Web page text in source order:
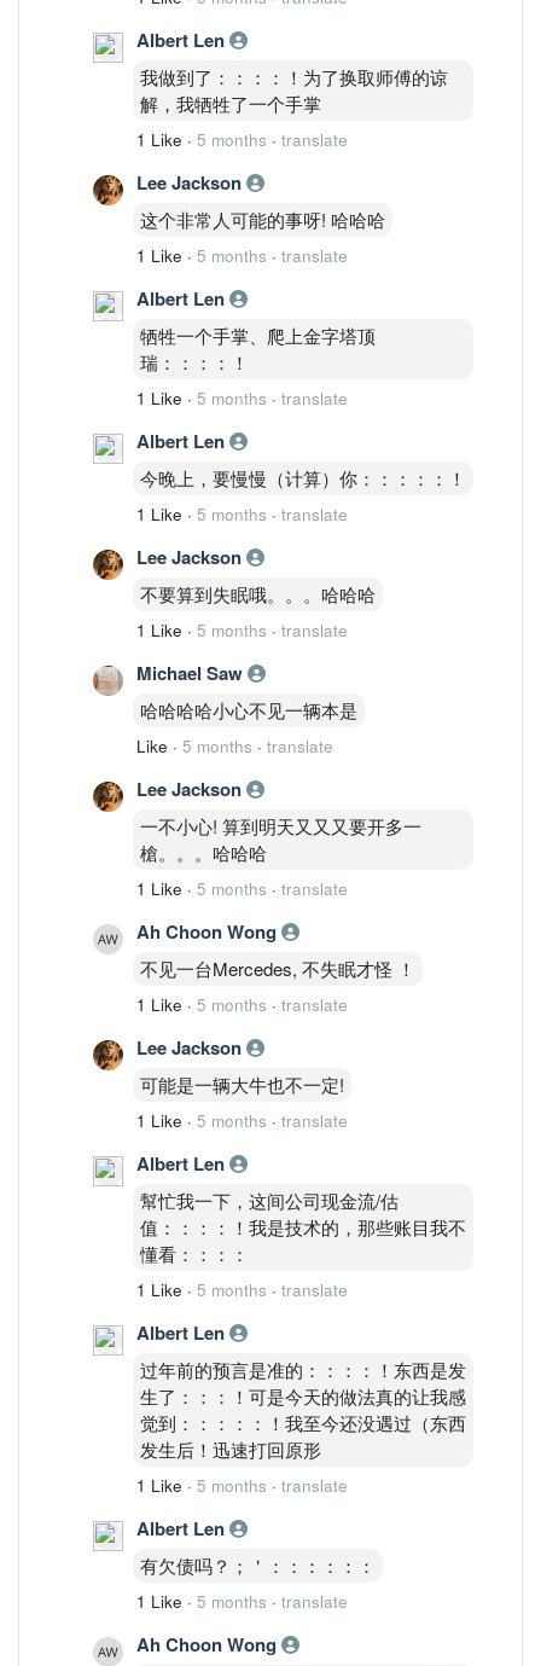
Albert Len
我做到了：：：：！为了换取师傅的谅
解，我牺牲了一个手掌
1 Like · 5 months · translate
Lee Jackson
这个非常人可能的事呀! 哈哈哈
1 Like · 5 months · translate
Albert Len
牺牲一个手掌、爬上金字塔顶
瑞：：：：！
1 Like · 5 months · translate
Albert Len
今晚上，要慢慢（计算）你：：：：：！
1 Like · 5 months · translate
Lee Jackson
不要算到失眠哦。。。哈哈哈
1 Like · 5 months · translate
Michael Saw
哈哈哈哈小心不见一辆本是
Like · 5 months · translate
Lee Jackson
一不小心! 算到明天又又又要开多一
槍。。。哈哈哈
1 Like · 5 months · translate
Ah Choon Wong
不见一台Mercedes, 不失眠才怪 ！
1 Like · 5 months · translate
Lee Jackson
可能是一辆大牛也不一定!
1 Like · 5 months · translate
Albert Len
幫忙我一下，这间公司现金流/估
值：：：：！我是技术的，那些账目我不
懂看：：：：
1 Like · 5 months · translate
Albert Len
过年前的预言是准的：：：：！东西是发
生了：：：！可是今天的做法真的让我感
觉到：：：：：！我至今还没遇过（东西
发生后！迅速打回原形
1 Like · 5 months · translate
Albert Len
有欠债吗？；＇：：：：：：
1 Like · 5 months · translate
Ah Choon Wong